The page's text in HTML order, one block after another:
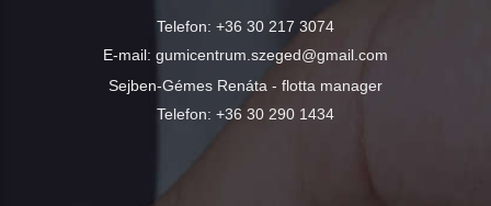
Telefon: +36 30 217 3074
E-mail: gumicentrum.szeged@gmail.com
Sejben-Gémes Renáta - flotta manager
Telefon: +36 30 290 1434